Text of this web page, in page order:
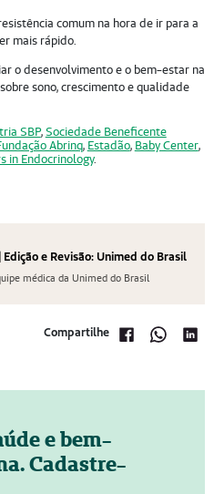
comum na hora de ir para a
mais rápido.
o desenvolvimento e o bem-estar na
sono, crescimento e qualidade
SBP,Sociedade Beneficente
Abrinq, Estadão, Baby Center,
in Endocrinology.
Edição e Revisão: Unimed do Brasil
médica da Unimed do Brasil
Compartilhe
e bem-
Cadastre-